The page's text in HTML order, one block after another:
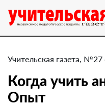
Учительская газета,
Когда учить
Опыт